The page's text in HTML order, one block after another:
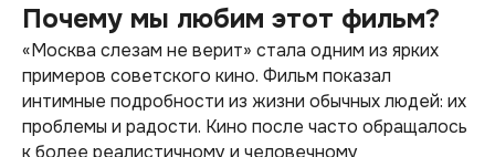
Почему мы любим этот фильм?
«Москва слезам не верит» стала одним из ярких
примеров советского кино. Фильм показал
интимные подробности из жизни обычных людей: их
проблемы и радости. Кино после часто обращалось
к более реалистичному и человечному